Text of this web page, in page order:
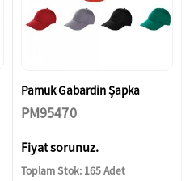
Pamuk Gabardin Şapka
PM95470
Fiyat sorunuz.
Toplam Stok: 165 Adet